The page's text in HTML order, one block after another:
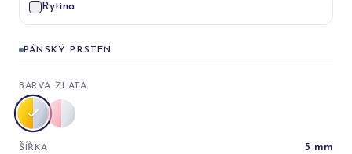
Rytina
PÁNSKÝ PRSTEN
BARVA ZLATA
ŠÍŘKA 5 mm